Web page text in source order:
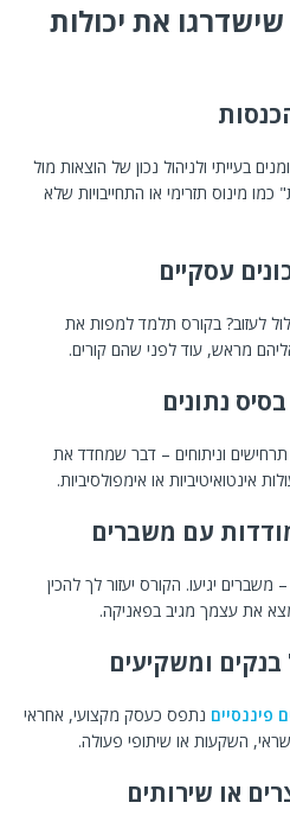
שישדרגו את יכולות
בעייתי ולניהול נכון של הוצאות מול
מינוס תזרימי או התחייבויות שלא
לעזוב? בקורס תלמד למפות את
מראש, עוד לפני שהם קורים.
תרחישים וניתוחים – דבר שמחדד את
או אימפולסיביות.
משברים יגיעו. הקורס יעזור לך להכין
את עצמך מגיב בפאניקה.
פיננסיים נתפס כעסק מקצועי, אחראי
השקעות או שיתופי פעולה.